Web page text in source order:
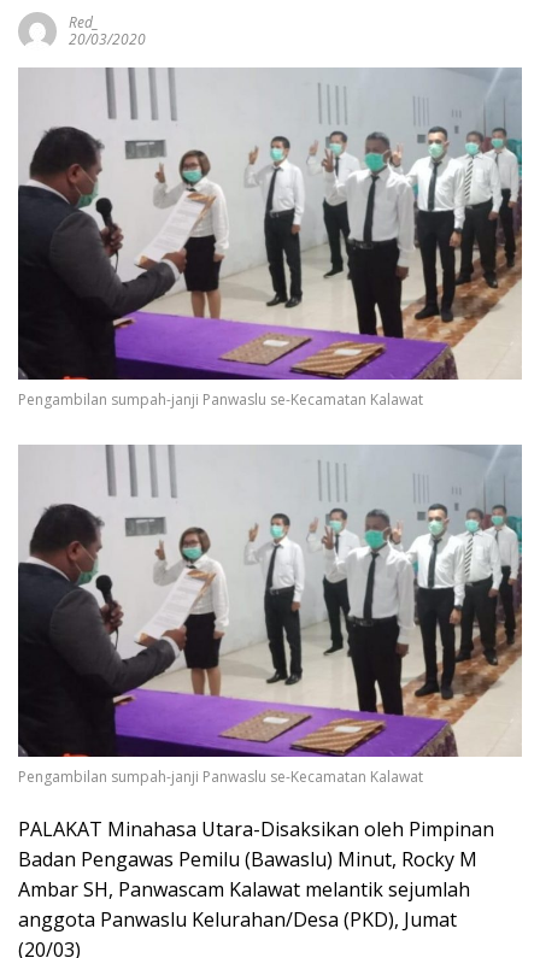
Red_
20/03/2020
Pengambilan sumpah-janji Panwaslu se-Kecamatan Kalawat
Pengambilan sumpah-janji Panwaslu se-Kecamatan Kalawat
PALAKAT Minahasa Utara-Disaksikan oleh Pimpinan
Badan Pengawas Pemilu (Bawaslu) Minut, Rocky M
Ambar SH, Panwascam Kalawat melantik sejumlah
anggota Panwaslu Kelurahan/Desa (PKD), Jumat
(20/03)